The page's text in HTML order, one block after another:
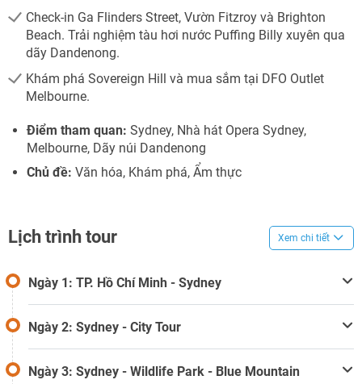
Check-in Ga Flinders Street, Vườn Fitzroy và Brighton
Beach. Trải nghiệm tàu hơi nước Puffing Billy xuyên qua
dãy Dandenong.
Khám phá Sovereign Hill và mua sắm tại DFO Outlet
Melbourne.
Điểm tham quan: Sydney, Nhà hát Opera Sydney,
Melbourne, Dãy núi Dandenong
Chủ đề: Văn hóa, Khám phá, Ẩm thực
Lịch trình tour Xem chi tiết
Ngày 1: TP. Hồ Chí Minh - Sydney
Ngày 2: Sydney - City Tour
Ngày 3: Sydney - Wildlife Park - Blue Mountain